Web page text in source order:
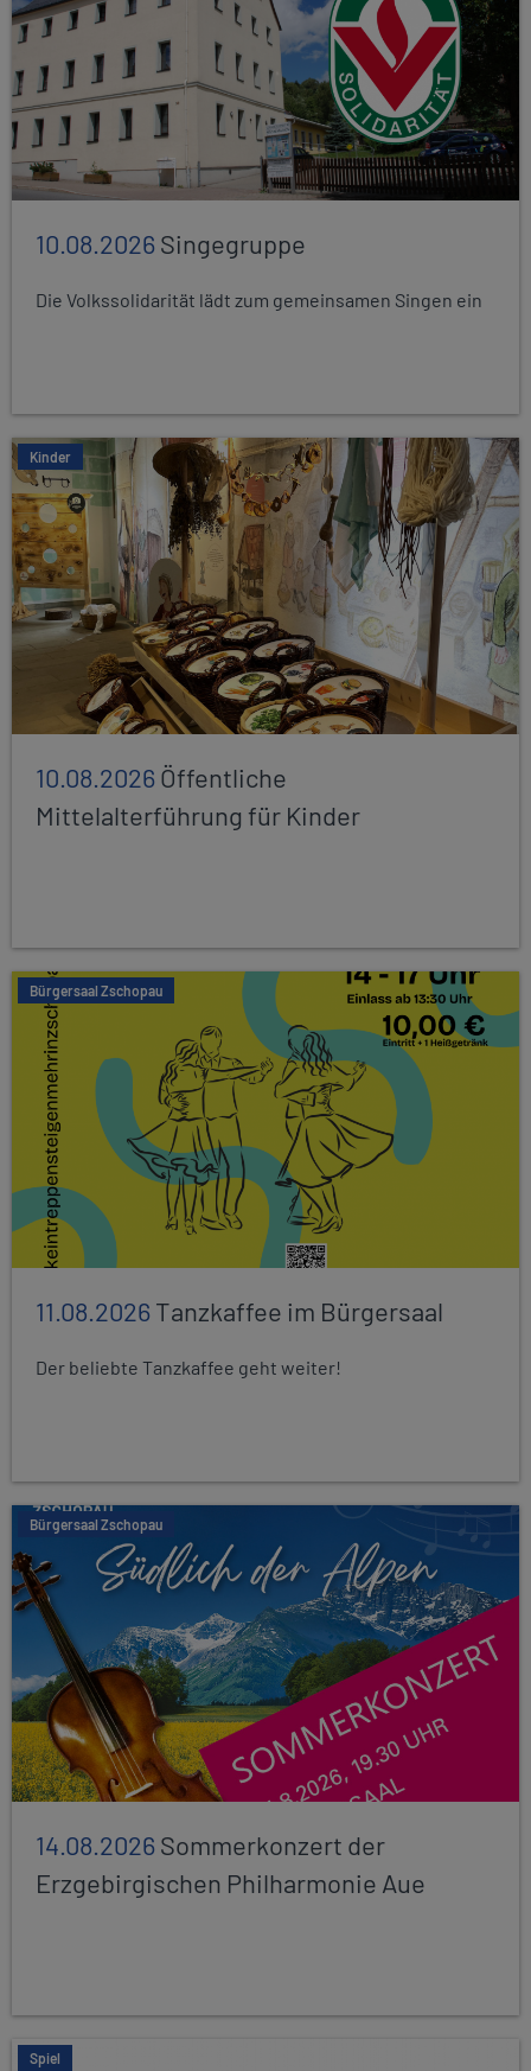
10.08.2026Singegruppe
Die Volkssolidarität lädt zum gemeinsamen Singen ein
Kinder
10.08.2026Öffentliche
Mittelalterführung für Kinder
Bürgersaal Zschopau
11.08.2026Tanzkaffee im Bürgersaal
Der beliebte Tanzkaffee geht weiter!
Bürgersaal Zschopau
14.08.2026Sommerkonzert der
Erzgebirgischen Philharmonie Aue
Spiel